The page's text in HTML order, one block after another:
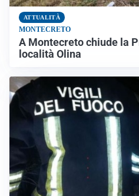
ATTUALITÀ
MONTECRETO
A Montecreto chiude la
località Olina